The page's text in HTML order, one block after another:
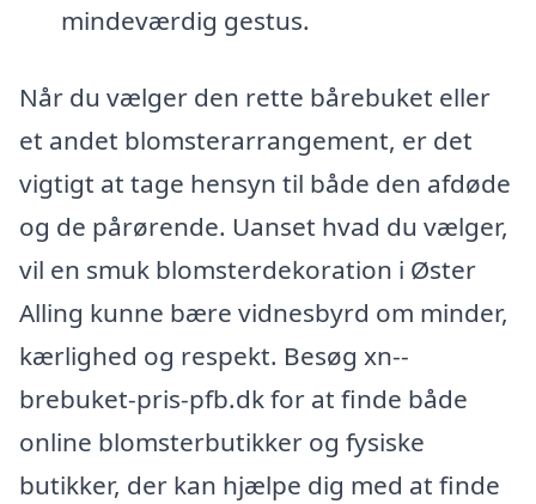
mindeværdig gestus.
Når du vælger den rette bårebuket eller
et andet blomsterarrangement, er det
vigtigt at tage hensyn til både den afdøde
og de pårørende. Uanset hvad du vælger,
vil en smuk blomsterdekoration i Øster
Alling kunne bære vidnesbyrd om minder,
kærlighed og respekt. Besøg xn--
brebuket-pris-pfb.dk for at finde både
online blomsterbutikker og fysiske
butikker, der kan hjælpe dig med at finde